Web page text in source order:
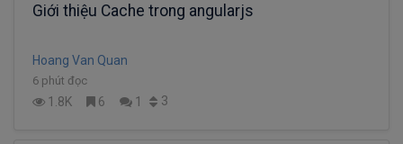
Giới thiệu Cache trong angularjs
Hoang Van Quan
6 phút đọc
1.8K 6 1 3